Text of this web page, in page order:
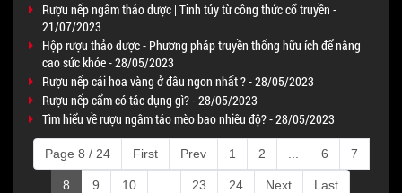
Rượu nếp ngâm thảo dược | Tinh túy từ công thức cổ truyền -
21/07/2023
Hộp rượu thảo dược - Phương pháp truyền thống hữu ích để nâng
cao sức khỏe - 28/05/2023
Rượu nếp cái hoa vàng ở đâu ngon nhất ? - 28/05/2023
Rượu nếp cẩm có tác dụng gì? - 28/05/2023
Tìm hiểu về rượu ngâm táo mèo bao nhiêu độ? - 28/05/2023
Page 8 / 24 First Prev 1 2 6 7
8 9 10 23 24 Next Last